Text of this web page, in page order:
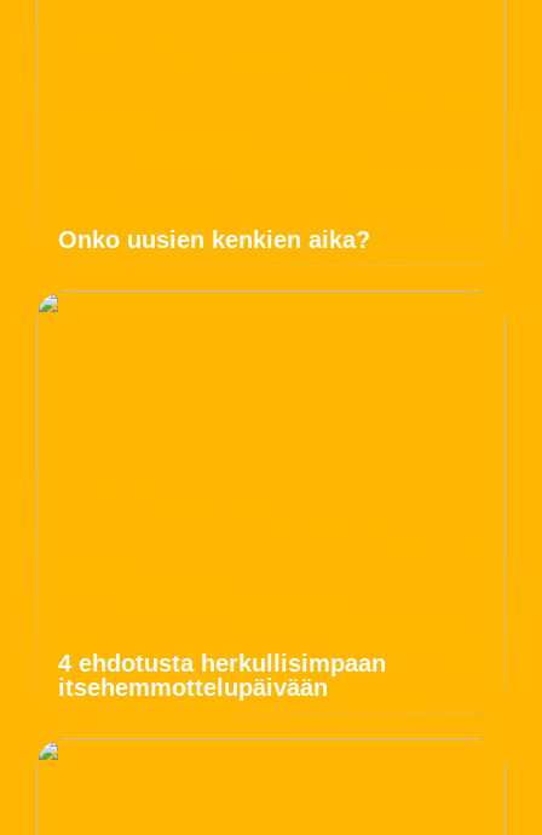
Onko uusien kenkien aika?
4 ehdotusta herkullisimpaan
itsehemmottelupäivään